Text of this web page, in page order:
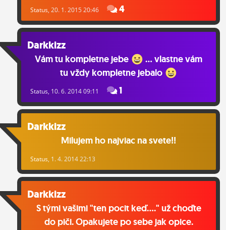
Status, 20. 1. 2015 20:46 4
Darkkizz
Vám tu kompletne jebe
... vlastne vám
tu vždy kompletne jebalo
Status, 10. 6. 2014 09:11 1
Darkkizz
Milujem ho najviac na svete!!
Status, 1. 4. 2014 22:13
Darkkizz
S tými vašimi "ten pocit keď...." už choďte
do piči. Opakujete po sebe jak opice.